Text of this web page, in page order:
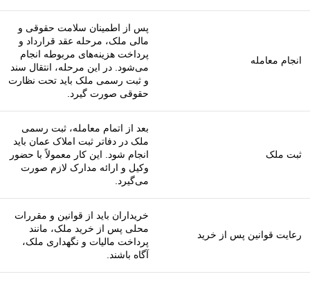
انجام معامله
پس از اطمینان سلامت حقوقی و
مالی ملک، مرحله عقد قرارداد و
پرداخت هزینه‌های مربوطه انجام
می‌شود. در این مرحله، انتقال سند
و ثبت رسمی ملک باید تحت نظارت
حقوقی صورت گیرد.
ثبت ملک
بعد از اتمام معامله، ثبت رسمی
ملک در دفاتر ثبت املاک عمان باید
انجام شود. این کار معمولاً با حضور
وکیل و ارائه مدارک لازم صورت
می‌گیرد.
رعایت قوانین پس از خرید
خریداران باید از قوانین و مقررات
محلی پس از خرید ملک، مانند
پرداخت مالیات و نگهداری ملک،
آگاه باشند.